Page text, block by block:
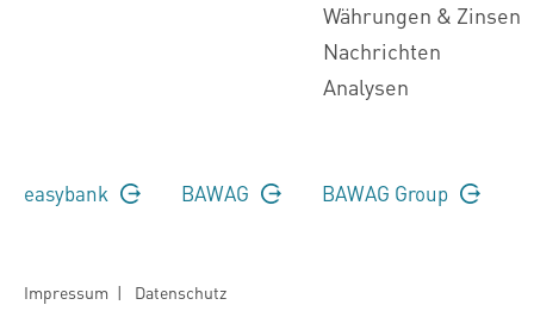
Währungen & Zinsen
Nachrichten
Analysen
easybank BAWAG BAWAG Group
Impressum | Datenschutz